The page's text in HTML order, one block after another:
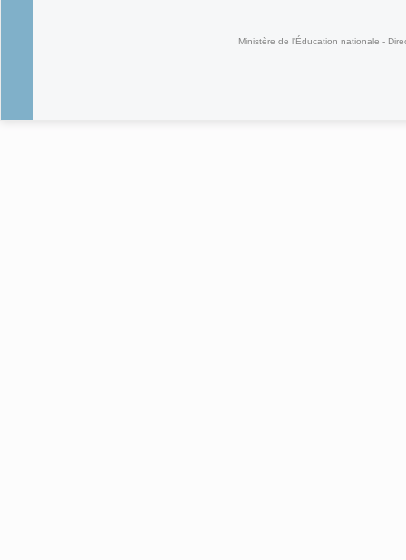
Ministère de l'Éducation nationale -